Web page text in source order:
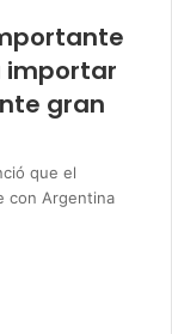
importar
gran
que el
con Argentina